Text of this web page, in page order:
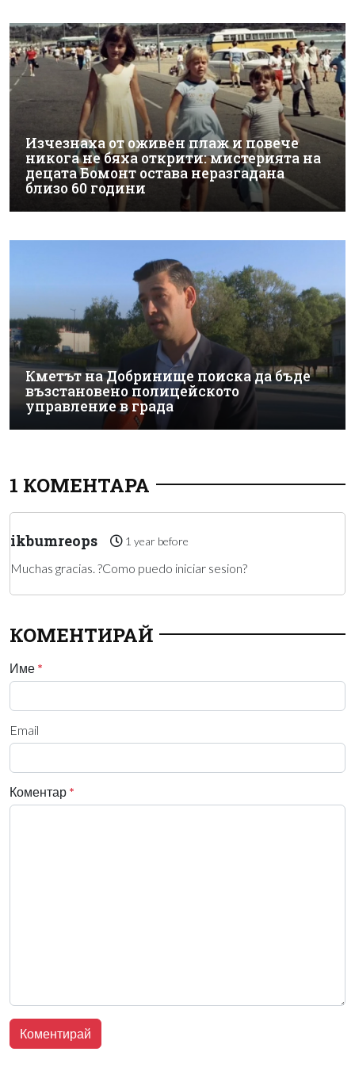
Изчезнаха от оживен плаж и повече
никога не бяха открити: мистерията на
децата Бомонт остава неразгадана
близо 60 години
Кметът на Добринище поиска да бъде
възстановено полицейското
управление в града
1 КОМЕНТАРА
ikbumreops 1 year before
Muchas gracias. ?Como puedo iniciar sesion?
КОМЕНТИРАЙ
Име *
Email
Коментар *